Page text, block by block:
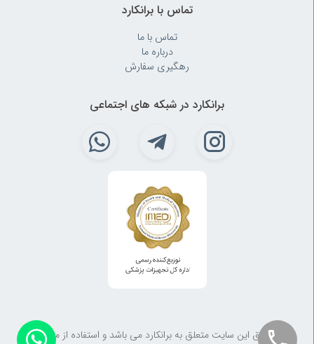
تماس با برانکارد
تماس با ما
درباره ما
رهگیری سفارش
برانکارد در شبکه های اجتماعی
کلیه حقوق این سایت متعلق به برانکارد می باشد و استفاده از مطالب آن